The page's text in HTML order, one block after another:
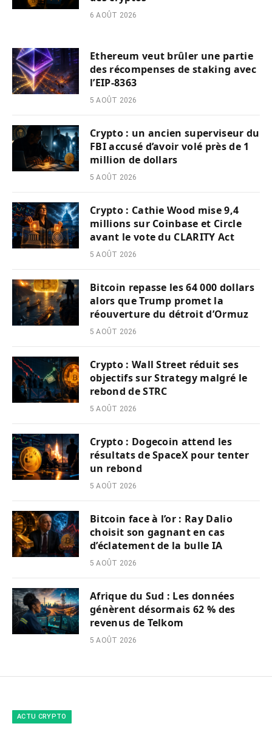
6 AOÛT 2026
Ethereum veut brûler une partie
des récompenses de staking avec
l’EIP-8363
5 AOÛT 2026
Crypto : un ancien superviseur du
FBI accusé d’avoir volé près de 1
million de dollars
5 AOÛT 2026
Crypto : Cathie Wood mise 9,4
millions sur Coinbase et Circle
avant le vote du CLARITY Act
5 AOÛT 2026
Bitcoin repasse les 64 000 dollars
alors que Trump promet la
réouverture du détroit d’Ormuz
5 AOÛT 2026
Crypto : Wall Street réduit ses
objectifs sur Strategy malgré le
rebond de STRC
5 AOÛT 2026
Crypto : Dogecoin attend les
résultats de SpaceX pour tenter
un rebond
5 AOÛT 2026
Bitcoin face à l’or : Ray Dalio
choisit son gagnant en cas
d’éclatement de la bulle IA
5 AOÛT 2026
Afrique du Sud : Les données
génèrent désormais 62 % des
revenus de Telkom
5 AOÛT 2026
ACTU CRYPTO